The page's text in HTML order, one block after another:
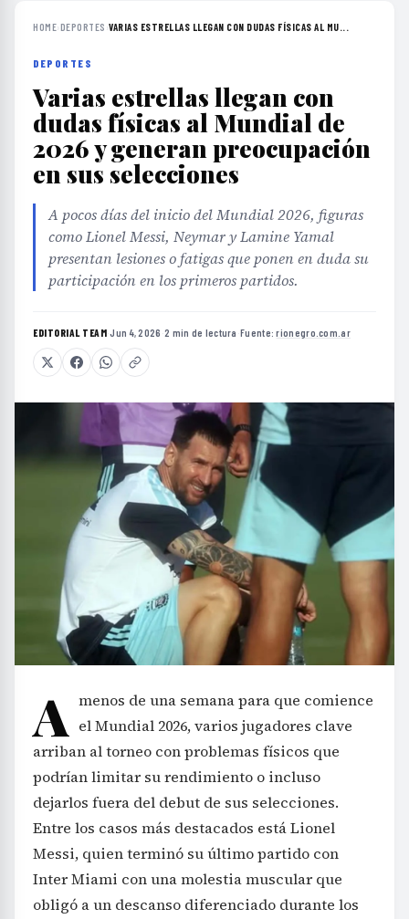
HOME›DEPORTES ›VARIAS ESTRELLAS LLEGAN CON DUDAS FÍSICAS AL MU...
DEPORTES
Varias estrellas llegan con
dudas físicas al Mundial de
2026 y generan preocupación
en sus selecciones
A pocos días del inicio del Mundial 2026, figuras
como Lionel Messi, Neymar y Lamine Yamal
presentan lesiones o fatigas que ponen en duda su
participación en los primeros partidos.
EDITORIAL TEAM·Jun 4, 2026 ·2 min de lectura ·Fuente:rionegro.com.ar
A menos de una semana para que comience
el Mundial 2026, varios jugadores clave
arriban al torneo con problemas físicos que
podrían limitar su rendimiento o incluso
dejarlos fuera del debut de sus selecciones.
Entre los casos más destacados está Lionel
Messi, quien terminó su último partido con
Inter Miami con una molestia muscular que
obligó a un descanso diferenciado durante los